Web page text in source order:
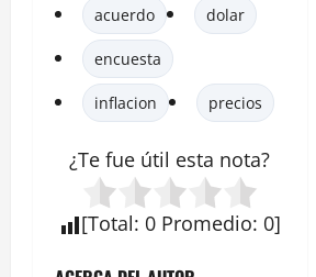
acuerdo dolar
encuesta
inflacion precios
¿Te fue útil esta nota?
[Total: 0 Promedio: 0]